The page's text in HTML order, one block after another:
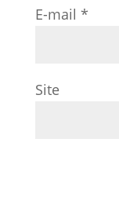
E-mail *
Site